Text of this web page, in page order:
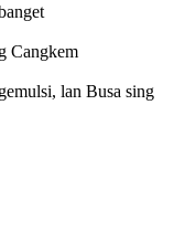
Cangkem
lan Busa sing